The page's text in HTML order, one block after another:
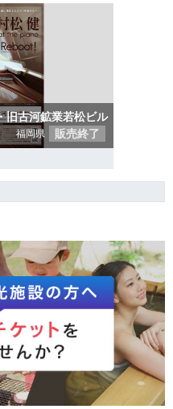
旧古河鉱業若松ビル
福岡県 販売終了